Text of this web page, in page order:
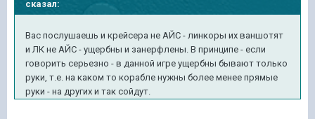
сказал:
Вас послушаешь и крейсера не АЙС - линкоры их ваншотят
и ЛК не АЙС - ущербны и занерфлены. В принципе - если
говорить серьезно - в данной игре ущербны бывают только
руки, т.е. на каком то корабле нужны более менее прямые
руки - на других и так сойдут.